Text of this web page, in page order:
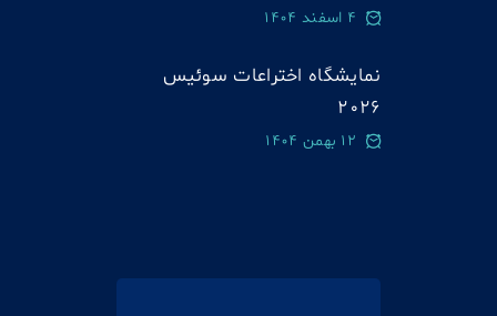
4 اسفند 1404
نمایشگاه اختراعات سوئيس
2026
12 بهمن 1404